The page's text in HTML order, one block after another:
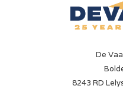
De
8243 RD